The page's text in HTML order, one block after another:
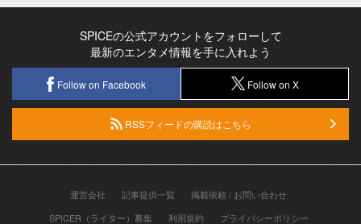
SPICEの公式アカウントをフォローして
最新のエンタメ情報を手に入れよう
Follow on Facebook Follow on X
RSSフィードの購読はこちら
運営会社 記事提供一覧
掲載依頼 / お問い合わせ
SPICER（ライター）募集
利用規約 プライバシーポリシー